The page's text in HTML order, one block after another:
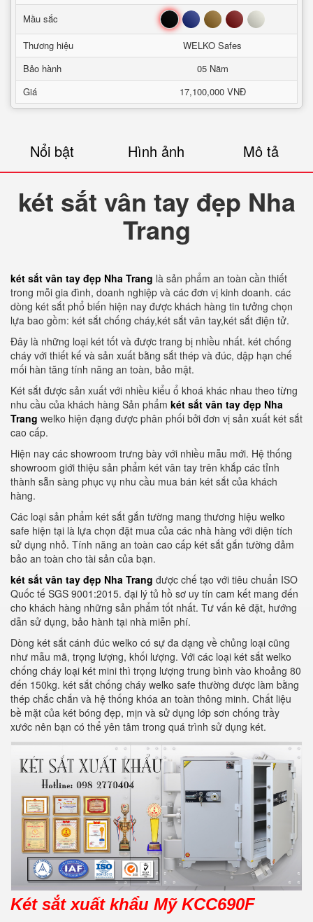
Mầu sắc Đen Xanh Nâu Đỏ Trắng
Thương hiệu
WELKO Safes
Bảo hành
05 Năm
Giá
17,100,000 VNĐ
Nổi bật Hình ảnh Mô tả
két sắt vân tay đẹp Nha
Trang
két sắt vân tay đẹp Nha Trang là sản phẩm an toàn cần thiết
trong mỗi gia đình, doanh nghiệp và các đơn vị kinh doanh. các
dòng két sắt phổ biến hiện nay được khách hàng tin tưởng chọn
lựa bao gồm: két sắt chống cháy,két sắt vân tay,két sắt điện tử.
Đây là những loại két tốt và được trang bị nhiều nhất. két chống
cháy với thiết kế và sản xuất bằng sắt thép và đúc, dập hạn chế
mối hàn tăng tính năng an toàn, bảo mật.
Két sắt được sản xuất với nhiều kiểu ổ khoá khác nhau theo từng
nhu cầu của khách hàng Sản phẩm két sắt vân tay đẹp Nha
Trang welko hiện đạng được phân phối bởi đơn vị sản xuất két sắt
cao cấp.
Hiện nay các showroom trưng bày với nhiều mẫu mới. Hệ thống
showroom giới thiệu sản phẩm két vân tay trên khắp các tỉnh
thành sẵn sàng phục vụ nhu cầu mua bán két sắt của khách
hàng.
Các loại sản phẩm két sắt gắn tường mang thương hiệu welko
safe hiện tại là lựa chọn đặt mua của các nhà hàng với diện tích
sử dụng nhỏ. Tính năng an toàn cao cấp két sắt gắn tường đảm
bảo an toàn cho tài sản của bạn.
két sắt vân tay đẹp Nha Trang được chế tạo với tiêu chuẩn ISO
Quốc tế SGS 9001:2015. đại lý tủ hồ sơ uy tín cam kết mang đến
cho khách hàng những sản phẩm tốt nhất. Tư vấn kê đặt, hướng
dẫn sử dụng, bảo hành tại nhà miễn phí.
Dòng két sắt cánh đúc welko có sự đa dạng về chủng loại cũng
như mẫu mã, trọng lượng, khối lượng. Với các loại két sắt welko
chống cháy loại két mini thì trọng lượng trung bình vào khoảng 80
đến 150kg. két sắt chống cháy welko safe thường được làm bằng
thép chắc chắn và hệ thống khóa an toàn thông minh. Chất liệu
bề mặt của két bóng đẹp, mịn và sử dụng lớp sơn chống trầy
xước nên bạn có thể yên tâm trong quá trình sử dụng két.
Két sắt xuất khẩu Mỹ KCC690F